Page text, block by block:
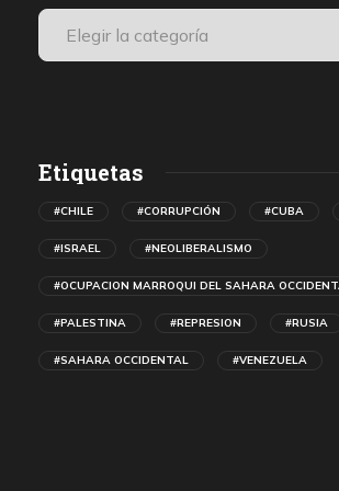
Etiquetas
#CHILE #CORRUPCIÓN #CUBA
#ISRAEL #NEOLIBERALISMO
#OCUPACION MARROQUI DEL SAHARA
#PALESTINA #REPRESION #RUSIA
#SAHARA OCCIDENTAL #VENEZUELA